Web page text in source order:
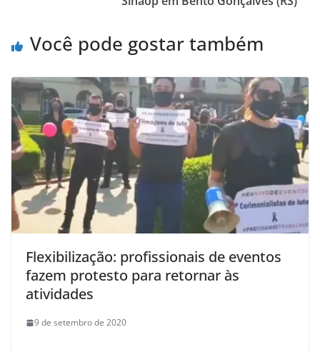
Você pode gostar também
Flexibilização: profissionais de eventos
fazem protesto para retornar às
atividades
9 de setembro de 2020